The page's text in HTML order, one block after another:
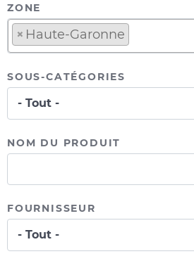
ZONE
× Haute-Garonne
SOUS-CATÉGORIES
NOM DU PRODUIT
FOURNISSEUR